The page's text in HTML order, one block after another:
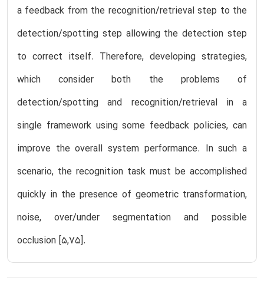
a feedback from the recognition/retrieval step to the
detection/spotting step allowing the detection step
to correct itself. Therefore, developing strategies,
which consider both the problems of
detection/spotting and recognition/retrieval in a
single framework using some feedback policies, can
improve the overall system performance. In such a
scenario, the recognition task must be accomplished
quickly in the presence of geometric transformation,
noise, over/under segmentation and possible
occlusion [5,75].